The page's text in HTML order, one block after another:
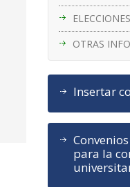
OTRAS
Insertar
para la